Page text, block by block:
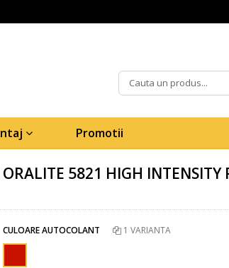
Promotii
5821 HIGH INTENSITY
CULOARE AUTOCOLANT 1 VARIANTA